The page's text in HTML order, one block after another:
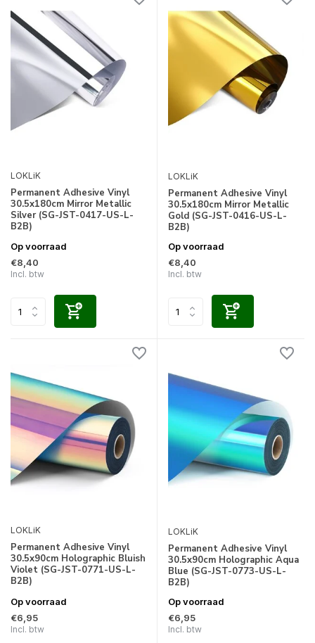
LOKLiK
Permanent Adhesive Vinyl
30.5x180cm Mirror Metallic
Silver (SG-JST-0417-US-L-
B2B)
Op voorraad
€8,40
Incl. btw
LOKLiK
Permanent Adhesive Vinyl
30.5x180cm Mirror Metallic
Gold (SG-JST-0416-US-L-
B2B)
Op voorraad
€8,40
Incl. btw
LOKLiK
Permanent Adhesive Vinyl
30.5x90cm Holographic Bluish
Violet (SG-JST-0771-US-L-
B2B)
Op voorraad
€6,95
Incl. btw
LOKLiK
Permanent Adhesive Vinyl
30.5x90cm Holographic Aqua
Blue (SG-JST-0773-US-L-
B2B)
Op voorraad
€6,95
Incl. btw